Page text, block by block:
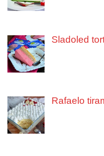
Sladoled
Rafaelo